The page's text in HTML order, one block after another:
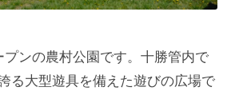
プンの農村公園です。十勝管内で
る大型遊具を備えた遊びの広場で